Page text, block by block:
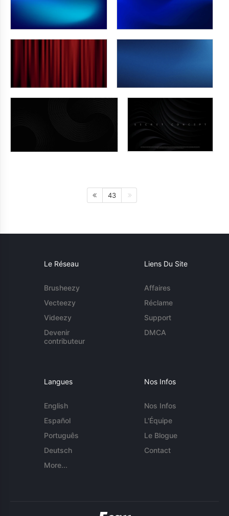
43
Le Réseau
Brusheezy
Vecteezy
Videezy
Devenir
contributeur
Liens Du Site
Affaires
Réclame
Support
DMCA
Langues
English
Español
Português
Deutsch
More...
Nos Infos
Nos Infos
L'Équipe
Le Blogue
Contact